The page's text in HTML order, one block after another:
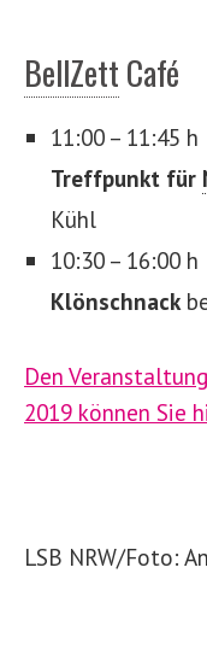
BellZett Café
11:00 – 11:45 h
Treffpunkt für
Kühl
10:30 – 16:00 h
Klönschnack
Den
2019 können Sie
LSB NRW/Foto: